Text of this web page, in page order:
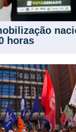
horas